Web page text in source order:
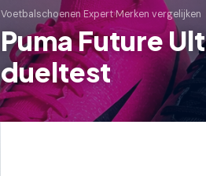
Voetbalschoenen Expert›Merken vergelijken
Puma Future
dueltest